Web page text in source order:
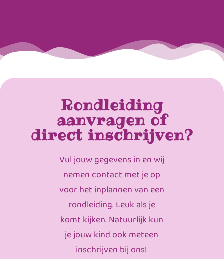
Rondleiding
aanvragen of
direct inschrijven?
Vul jouw gegevens in en wij
nemen contact met je op
voor het inplannen van een
rondleiding. Leuk als je
komt kijken. Natuurlijk kun
je jouw kind ook meteen
inschrijven bij ons!